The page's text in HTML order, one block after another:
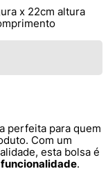
x 22cm altura
perfeita para quem
Com um
esta bolsa é
funcionalidade.